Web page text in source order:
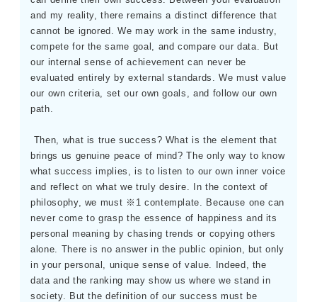
and my reality, there remains a distinct difference that
cannot be ignored. We may work in the same industry,
compete for the same goal, and compare our data. But
our internal sense of achievement can never be
evaluated entirely by external standards. We must value
our own criteria, set our own goals, and follow our own
path.
Then, what is true success? What is the element that
brings us genuine peace of mind? The only way to know
what success implies, is to listen to our own inner voice
and reflect on what we truly desire. In the context of
philosophy, we must ※1 contemplate. Because one can
never come to grasp the essence of happiness and its
personal meaning by chasing trends or copying others
alone. There is no answer in the public opinion, but only
in your personal, unique sense of value. Indeed, the
data and the ranking may show us where we stand in
society. But the definition of our success must be